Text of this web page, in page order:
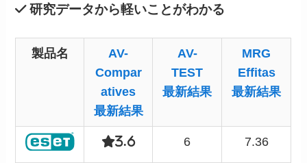
研究データから軽いことがわかる
製品名
AV-
Compar
atives
最新結果
AV-
TEST
最新結果
MRG
Effitas
最新結果
3.6 6 7.36